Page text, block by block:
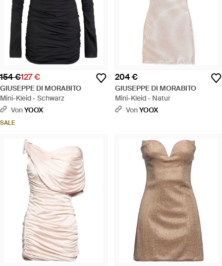
154 €127 €
GIUSEPPE DI MORABITO
Mini-Kleid - Schwarz
VonYOOX
SALE
204 €
GIUSEPPE DI MORABITO
Mini-Kleid - Natur
VonYOOX